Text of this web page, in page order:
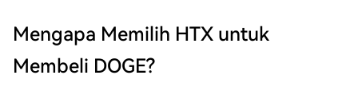
Mengapa Memilih HTX untuk
Membeli DOGE?